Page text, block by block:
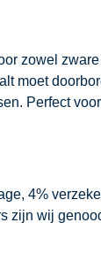
zowel
moet
Perfect
4%
zijn wij